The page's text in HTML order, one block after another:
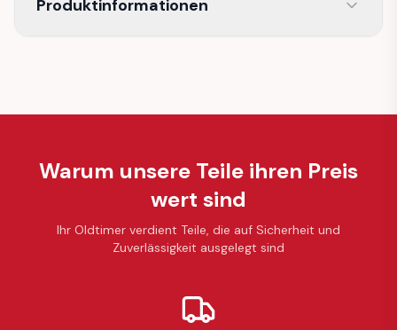
Produktinformationen
Warum unsere Teile ihren Preis
wert sind
Ihr Oldtimer verdient Teile, die auf Sicherheit und
Zuverlässigkeit ausgelegt sind